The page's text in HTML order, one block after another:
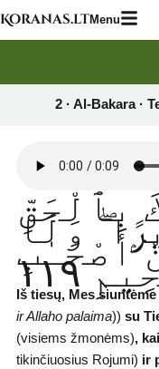
Skip
to
Koranas.ltMenu
بِٱلْحَقِّ
وَلَا
أَصْحَـٰبِ
١١٩Iš tiesų, Mes
ir Allaho palaima)) su
(visiems žmonėms),
tikinčiuosius Rojumi) ir